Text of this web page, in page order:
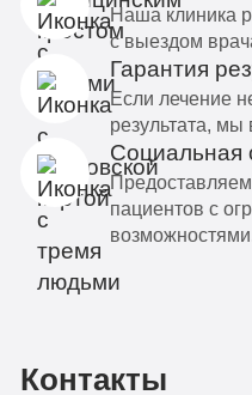
Наша клиника
с выездом
Гарантия
Если лечение
результата,
Социальная
пациентов с
Контакты